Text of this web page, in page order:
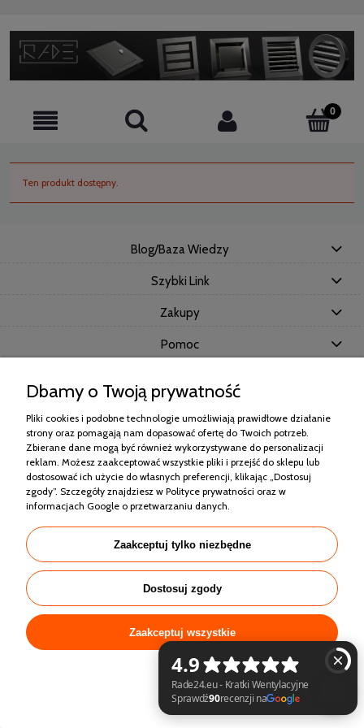
Ten produkt dostępny.
Blog/Baza Wiedzy
Szybki Link
Zakupy
Pomoc
Dbamy o Twoją prywatność
Pliki cookies i podobne technologie umożliwiają prawidłowe działanie
strony oraz pomagają nam dopasować ofertę do Twoich potrzeb.
Zbierane dane mogą być również wykorzystywane do personalizacji
reklam. Możesz zaakceptować wszystkie pliki i przejść do sklepu lub
dostosować ich użycie do własnych preferencji, klikając „Dostosuj
zgody”. Szczegóły znajdziesz w Polityce prywatności oraz w
informacjach Google o przetwarzaniu danych.
Zaakceptuj tylko niezbędne
Dostosuj zgody
Zaakceptuj wszystkie